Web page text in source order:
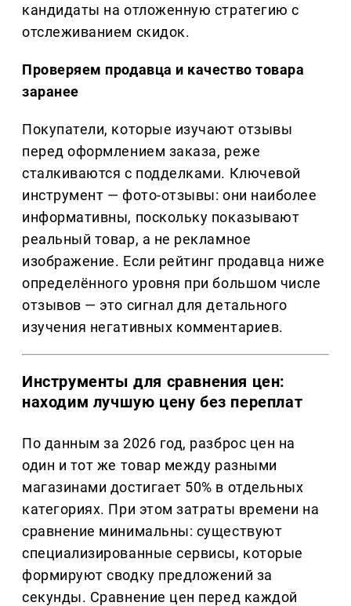
кандидаты на отложенную стратегию с
отслеживанием скидок.
Проверяем продавца и качество товара
заранее
Покупатели, которые изучают отзывы
перед оформлением заказа, реже
сталкиваются с подделками. Ключевой
инструмент — фото-отзывы: они наиболее
информативны, поскольку показывают
реальный товар, а не рекламное
изображение. Если рейтинг продавца ниже
определённого уровня при большом числе
отзывов — это сигнал для детального
изучения негативных комментариев.
Инструменты для сравнения цен:
находим лучшую цену без переплат
По данным за 2026 год, разброс цен на
один и тот же товар между разными
магазинами достигает 50% в отдельных
категориях. При этом затраты времени на
сравнение минимальны: существуют
специализированные сервисы, которые
формируют сводку предложений за
секунды. Сравнение цен перед каждой